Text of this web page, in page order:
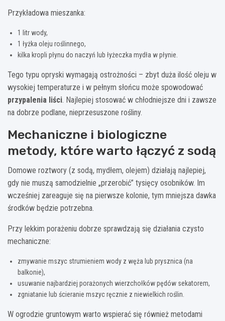
Przykładowa mieszanka:
1 litr wody,
1 łyżka oleju roślinnego,
kilka kropli płynu do naczyń lub łyżeczka mydła w płynie.
Tego typu opryski wymagają ostrożności – zbyt duża ilość oleju w
wysokiej temperaturze i w pełnym słońcu może spowodować
przypalenia liści. Najlepiej stosować w chłodniejsze dni i zawsze
na dobrze podlane, nieprzesuszone rośliny.
Mechaniczne i biolo­giczne
metody, które warto łączyć z sodą
Domowe roztwory (z sodą, mydłem, olejem) działają najlepiej,
gdy nie muszą samodzielnie „przerobić” tysięcy osobników. Im
wcześniej zareaguje się na pierwsze kolonie, tym mniejsza dawka
środków będzie potrzebna.
Przy lekkim porażeniu dobrze sprawdzają się działania czysto
mechaniczne:
zmywanie mszyc strumieniem wody z węża lub prysznica (na
balkonie),
usuwanie najbardziej porażonych wierzchołków pędów sekatorem,
zgniatanie lub ścieranie mszyc ręcznie z niewielkich roślin.
W ogrodzie gruntowym warto wspierać się również metodami